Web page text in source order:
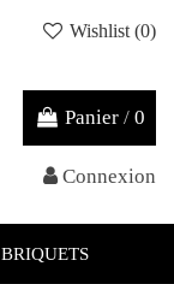
Wishlist (0)
Panier / 0
Connexion
BRIQUETS